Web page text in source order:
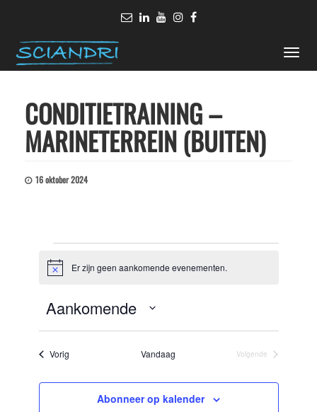
Toggle
CONDITIETRAINING –
MARINETERREIN (BUITEN)
16 oktober 2024
Evenementen
BerichtEr zijn geen aankomende evenementen.
Aankomende
Selecteer
datum
VorigEvenementen Vandaag
Volgende
Abonneer op kalender